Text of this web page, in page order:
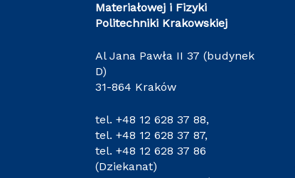
Materiałowej i Fizyki
Politechniki Krakowskiej
Al Jana Pawła II 37 (budynek
D)
31-864 Kraków
tel.+48 12 628 37 88,
tel.+48 12 628 37 87,
tel.+48 12 628 37 86
(Dziekanat)